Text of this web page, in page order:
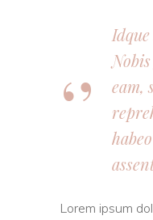
eam,
Lorem ipsum